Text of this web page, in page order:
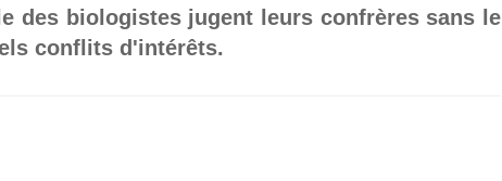
des biologistes jugent leurs confrères sans le
conflits d'intérêts.